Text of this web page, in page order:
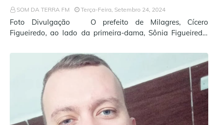
SOM DA TERRA FM Terça-Feira, Setembro 24, 2024
Foto Divulgação O prefeito de Milagres, Cícero
Figueiredo, ao lado da primeira-dama, Sônia Figueiredo,